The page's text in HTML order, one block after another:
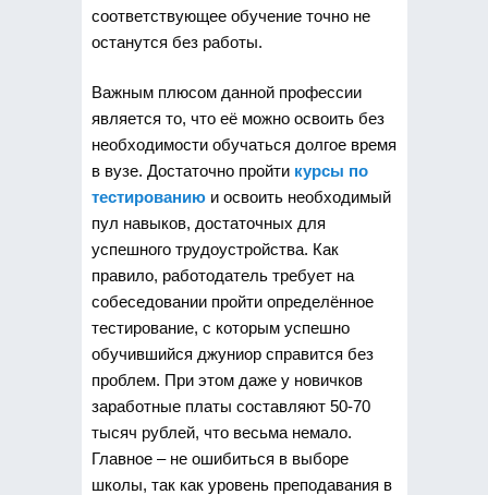
соответствующее обучение точно не
останутся без работы.
Важным плюсом данной профессии
является то, что её можно освоить без
необходимости обучаться долгое время
в вузе. Достаточно пройти курсы по
тестированиюи освоить необходимый
пул навыков, достаточных для
успешного трудоустройства. Как
правило, работодатель требует на
собеседовании пройти определённое
тестирование, с которым успешно
обучившийся джуниор справится без
проблем. При этом даже у новичков
заработные платы составляют 50-70
тысяч рублей, что весьма немало.
Главное – не ошибиться в выборе
школы, так как уровень преподавания в